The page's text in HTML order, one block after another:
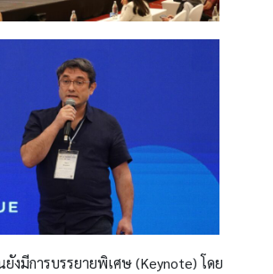
มีการบรรยายพิเศษ (Keynote) โดย